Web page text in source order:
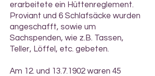
erarbeitete ein Hüttenreglement.
Proviant und 6 Schlafsäcke wurden
angeschafft, sowie um
Sachspenden, wie z.B. Tassen,
Teller, Löffel, etc. gebeten.
Am 12. und 13.7.1902 waren 45